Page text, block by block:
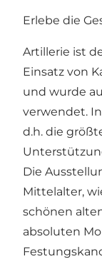
Erlebe die
Artillerie ist
Einsatz von
und wurde
verwendet.
d.h. die
Die
Mittelalter,
schönen
absoluten